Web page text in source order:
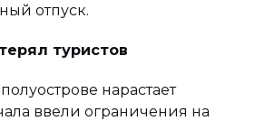
отпуск.
туристов
нарастает
ввели ограничения на